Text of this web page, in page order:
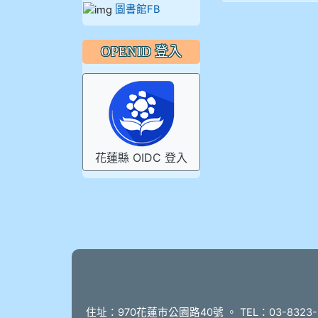
圖書館FB
OPENID 登入
花蓮縣 OIDC 登入
住址：970花蓮市公園路40號 。 TEL：03-